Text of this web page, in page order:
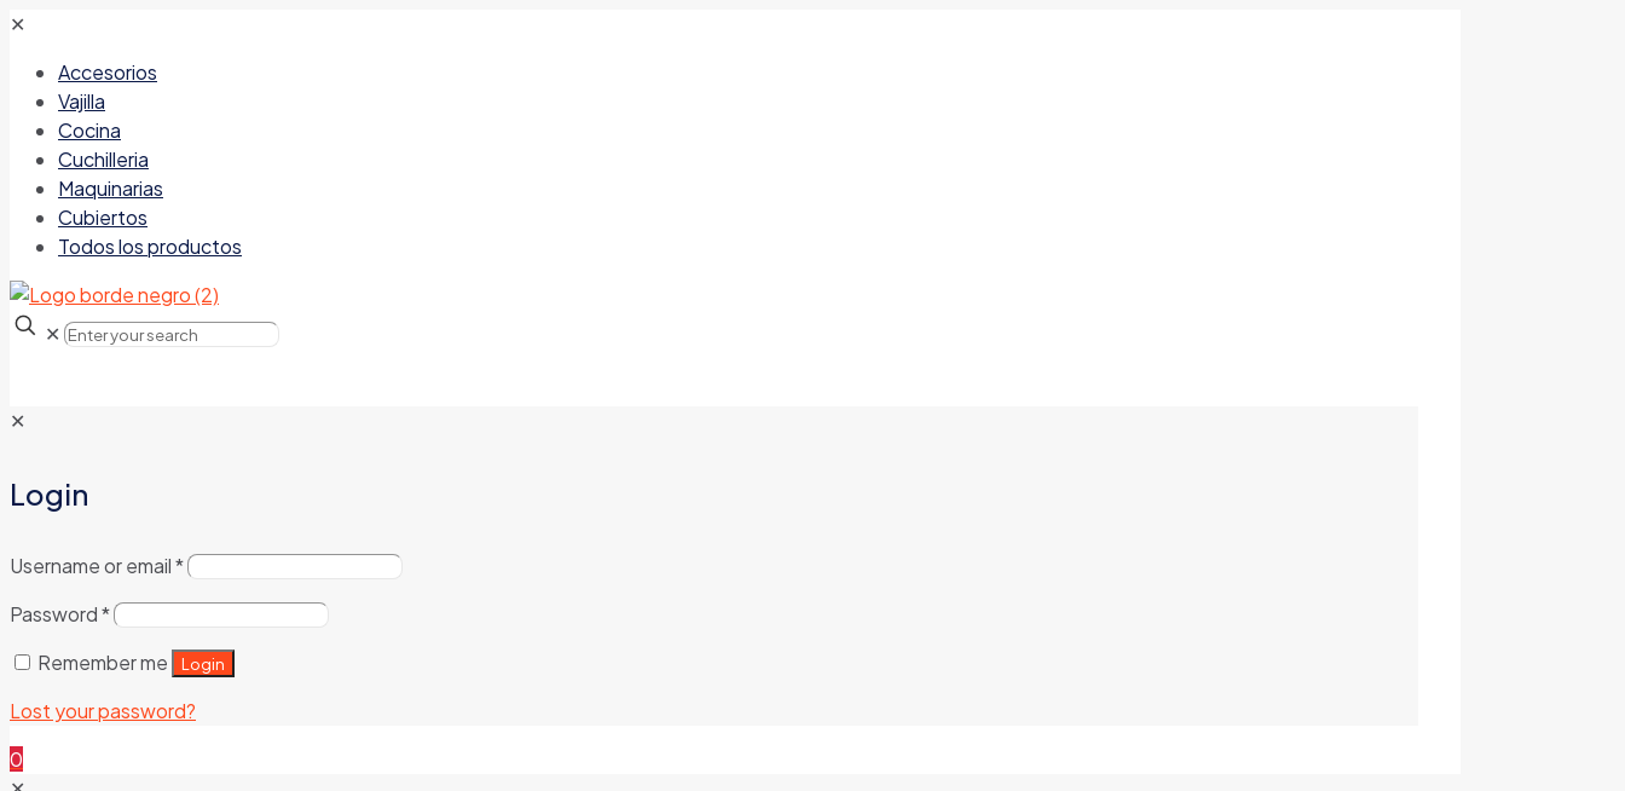
✕
Accesorios
Vajilla
Cocina
Cuchilleria
Maquinarias
Cubiertos
Todos los productos
✕
✕
Login
Username or email*
Password*
Remember me
Login
Lost your password?
0